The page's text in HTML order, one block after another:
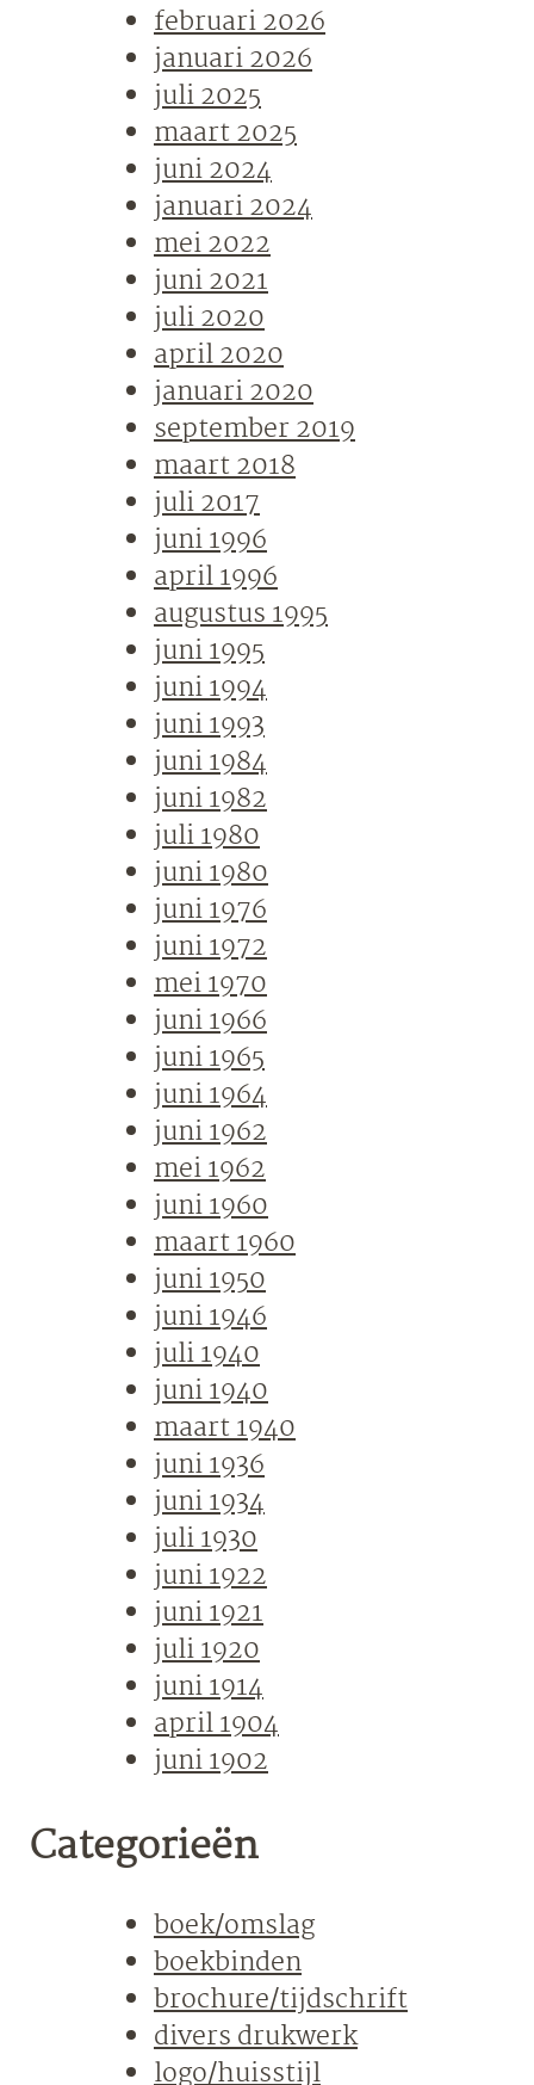
februari 2026
januari 2026
juli 2025
maart 2025
juni 2024
januari 2024
mei 2022
juni 2021
juli 2020
april 2020
januari 2020
september 2019
maart 2018
juli 2017
juni 1996
april 1996
augustus 1995
juni 1995
juni 1994
juni 1993
juni 1984
juni 1982
juli 1980
juni 1980
juni 1976
juni 1972
mei 1970
juni 1966
juni 1965
juni 1964
juni 1962
mei 1962
juni 1960
maart 1960
juni 1950
juni 1946
juli 1940
juni 1940
maart 1940
juni 1936
juni 1934
juli 1930
juni 1922
juni 1921
juli 1920
juni 1914
april 1904
juni 1902
Categorieën
boek/omslag
boekbinden
brochure/tijdschrift
divers drukwerk
logo/huisstijl